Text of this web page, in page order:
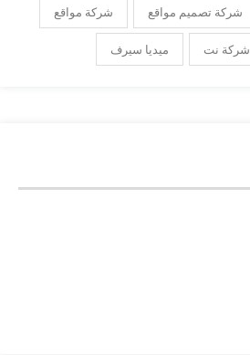
شركة تصميم مواقع شركة مواقع
شركة نت ميديا سيرف